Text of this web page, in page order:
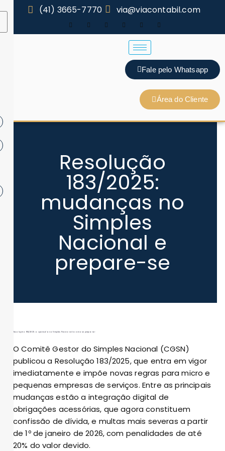
(41) 3665-7770 via@viacontabil.com
Fale pelo Whatsapp
Área do Cliente
Resolução
183/2025:
mudanças no
Simples
Nacional e
prepare-se
Resolução 183/2025: o que muda no Simples Nacional e como se preparar
O Comitê Gestor do Simples Nacional (CGSN)
publicou a Resolução 183/2025, que entra em vigor
imediatamente e impõe novas regras para micro e
pequenas empresas de serviços. Entre as principais
mudanças estão a integração digital de
obrigações acessórias, que agora constituem
confissão de dívida, e multas mais severas a partir
de 1º de janeiro de 2026, com penalidades de até
20% do valor devido.